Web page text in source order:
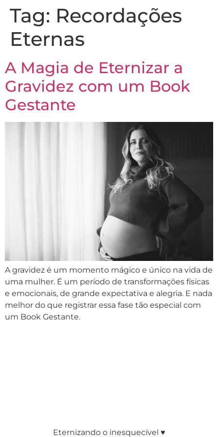
Tag: Recordações
Eternas
A Magia de Eternizar a
Gravidez com um Book
Gestante
A gravidez é um momento mágico e único na vida de
uma mulher. É um período de transformações físicas
e emocionais, de grande expectativa e alegria. E nada
melhor do que registrar essa fase tão especial com
um Book Gestante.
Eternizando o inesquecível ♥